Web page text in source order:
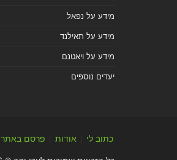
מידע על נפאל
מידע על תאילנד
מידע על ויאטנם
יעדים נוספים
כתוב לי אודות פרסם באתר